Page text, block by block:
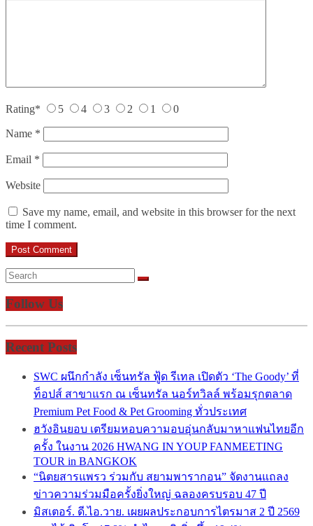
Rating* 5 4 3 2 1 0
Name *
Email *
Website
Save my name, email, and website in this browser for the next
time I comment.
Follow Us
Recent Posts
SWC ผนึกกำลัง เซ็นทรัล ฟู้ด รีเทล เปิดตัว ‘The Goody’ ที่
ท็อปส์ สาขาแรก ณ เซ็นทรัล นอร์ทวิลล์ พร้อมรุกตลาด
Premium Pet Food & Pet Grooming ทั่วประเทศ
ฮวังอินยอบ เตรียมหอบความอบอุ่นกลับมาหาแฟนไทยอีก
ครั้ง ในงาน 2026 HWANG IN YOUP FANMEETING
TOUR in BANGKOK
“นิตยสารแพรว ร่วมกับ สยามพารากอน” จัดงานแถลง
ข่าวความร่วมมือครั้งยิ่งใหญ่ ฉลองครบรอบ 47 ปี
มิสเตอร์. ดี.ไอ.วาย. เผยผลประกอบการไตรมาส 2 ปี 2569